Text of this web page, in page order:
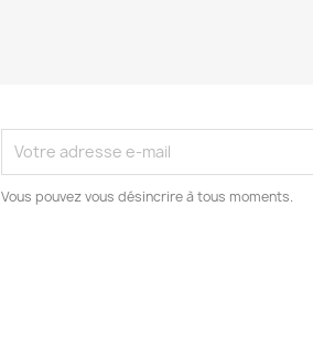
Vous pouvez vous désincrire à tous moments.